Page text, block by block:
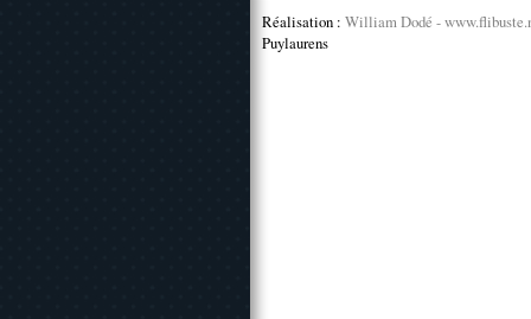
Réalisation : William Dodé -
Puylaurens